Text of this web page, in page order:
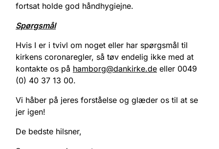
fortsat holde god håndhygiejne.
Spørgsmål
Hvis I er i tvivl om noget eller har spørgsmål til
kirkens coronaregler, så tøv endelig ikke med at
kontakte os på hamborg@dankirke.de eller 0049
(0) 40 37 13 00.
Vi håber på jeres forståelse og glæder os til at se
jer igen!
De bedste hilsner,